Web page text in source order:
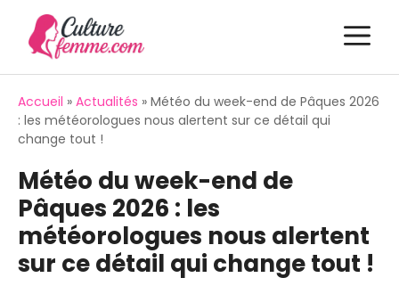
contenu
Accueil » Actualités » Météo du week-end de Pâques 2026
: les météorologues nous alertent sur ce détail qui
change tout !
Météo du week-end de
Pâques 2026 : les
météorologues nous alertent
sur ce détail qui change tout !